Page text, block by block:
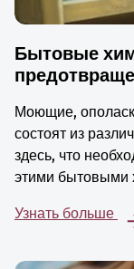
Бытовые
Моющие,
состоят из
здесь, что
этими бытовыми
Узнать больше